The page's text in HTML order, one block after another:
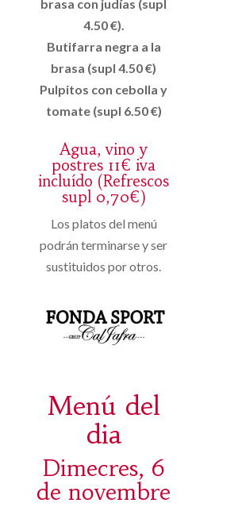
brasa con judías (supl
4.50 €).
Butifarra negra a la
brasa (supl 4.50 €)
Pulpitos con cebolla y
tomate (supl 6.50 €)
Agua, vino y
postres 11€ iva
incluído (Refrescos
supl 0,70€)
Los platos del menú
podrán terminarse y ser
sustituidos por otros.
Menú del
dia
Dimecres, 6
de novembre